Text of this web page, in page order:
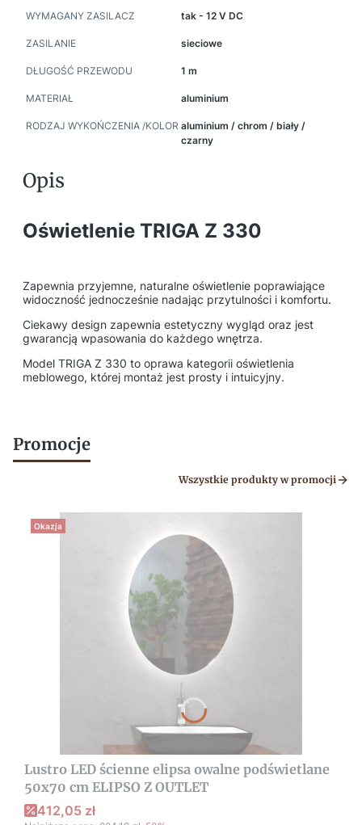
WYMAGANY ZASILACZ tak - 12 V DC
ZASILANIE sieciowe
DŁUGOŚĆ PRZEWODU 1 m
MATERIAŁ aluminium
RODZAJ WYKOŃCZENIA /KOLOR aluminium / chrom / biały /
czarny
Opis
Oświetlenie TRIGA Z 330
Zapewnia przyjemne, naturalne oświetlenie poprawiające
widoczność jednocześnie nadając przytulności i komfortu.
Ciekawy design zapewnia estetyczny wygląd oraz jest
gwarancją wpasowania do każdego wnętrza.
Model TRIGA Z 330 to oprawa kategorii oświetlenia
meblowego, której montaż jest prosty i intuicyjny.
Promocje
Wszystkie produkty w promocji
Okazja
Lustro LED ścienne elipsa owalne podświetlane
50x70 cm ELIPSO Z OUTLET
412,05 zł